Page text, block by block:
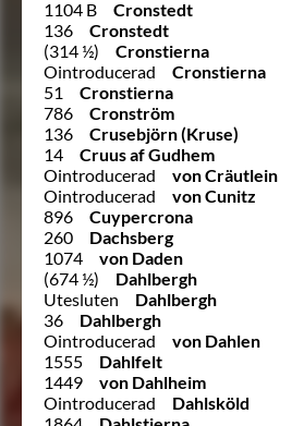
1104 B
Cronstedt
136
Cronstedt
(314 ½)
Cronstierna
Ointroducerad
Cronstierna
51
Cronstierna
786
Cronström
136
Crusebjörn (Kruse)
14
Cruus af Gudhem
Ointroducerad
von Cräutlein
Ointroducerad
von Cunitz
896
Cuypercrona
260
Dachsberg
1074
von Daden
(674 ½)
Dahlbergh
Utesluten
Dahlbergh
36
Dahlbergh
Ointroducerad
von Dahlen
1555
Dahlfelt
1449
von Dahlheim
Ointroducerad
Dahlsköld